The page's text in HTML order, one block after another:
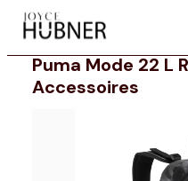
| Ausrüstung PUMA
Puma Mode 22 L
Accessoires